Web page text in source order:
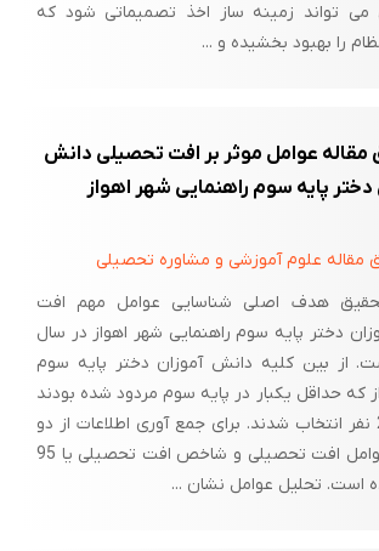
به معنای حاصل کردن، فراهم کردن، بدست
و دانش آموختن و در فرهنگ معین به معنای
در مدارس اداره آموزش و پرورش شهرستان ایذه
است .
توصیف و تبیین علل افت آموزشی در مدارس
راه حل است.
و تحقیقات انجام شده درباره بهبود آموزش در
کلاس درس ، مسائل آموزش و پرورش در قرن 21 - کیفیت آموزشی و
در عصر اطلاعات ، مشکلات و دیدگاه های تازه
تواند زمینه ساز اخذ تصمیماتی شود که
را بهبود بخشیده و ...
مقاله عوامل موثر بر افت تحصیلی دانش
دختر پایه سوم راهنمایی شهر اهواز
مقاله علوم آموزشی و مشاوره تحصیلی
هدف اصلی شناسایی عوامل مهم افت
دختر پایه سوم راهنمایی شهر اهواز در سال
است. از بین کلیه دانش آموزان دختر پایه سوم
که حداقل یکبار در پایه سوم مردود شده بودند
بطور تصادفی 200 نفر انتخاب شدند. برای جمع آوری اطلاعات از دو
مقیاس سنجش عوامل افت تحصیلی و شاخص افت تحصیلی یا 95
است. تحلیل عوامل نشان ...